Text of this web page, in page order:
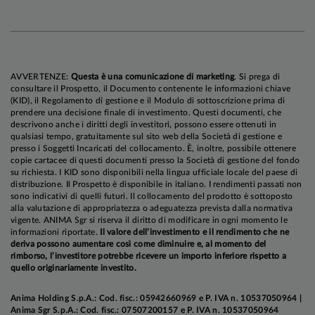
rendimenti di chiudere il mese al di sotto di tali
obbligazioni societarie hanno continuato a
beneficiare della solidità dei fondamentali, con
spread di credito in lieve calo da livelli già molto
compressi.
AVVERTENZE: Questa è una comunicazione di marketing. Si prega di
consultare il Prospetto, il Documento contenente le informazioni chiave
(KID), il Regolamento di gestione e il Modulo di sottoscrizione prima di
prendere una decisione finale di investimento. Questi documenti, che
descrivono anche i diritti degli investitori, possono essere ottenuti in
qualsiasi tempo, gratuitamente sul sito web della Società di gestione e
presso i Soggetti Incaricati del collocamento. È, inoltre, possibile ottenere
copie cartacee di questi documenti presso la Società di gestione del fondo
su richiesta. I KID sono disponibili nella lingua ufficiale locale del paese di
distribuzione. Il Prospetto è disponibile in italiano. I rendimenti passati non
sono indicativi di quelli futuri. Il collocamento del prodotto è sottoposto
alla valutazione di appropriatezza o adeguatezza prevista dalla normativa
vigente. ANIMA Sgr si riserva il diritto di modificare in ogni momento le
informazioni riportate.
Il valore dell’investimento e il rendimento che ne
deriva possono aumentare così come diminuire e, al momento del
rimborso, l’investitore potrebbe ricevere un importo inferiore rispetto a
quello originariamente investito.
Anima Holding S.p.A.: Cod. fisc.: 05942660969 e P. IVA n. 10537050964 |
Anima Sgr S.p.A.: Cod. fisc.: 07507200157 e P. IVA n. 10537050964